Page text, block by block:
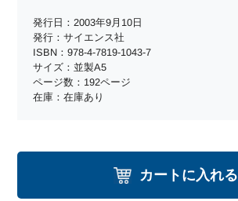
発行日：2003年9月10日
発行：サイエンス社
ISBN：978-4-7819-1043-7
サイズ：並製A5
ページ数：192ページ
在庫：在庫あり
カートに入れる